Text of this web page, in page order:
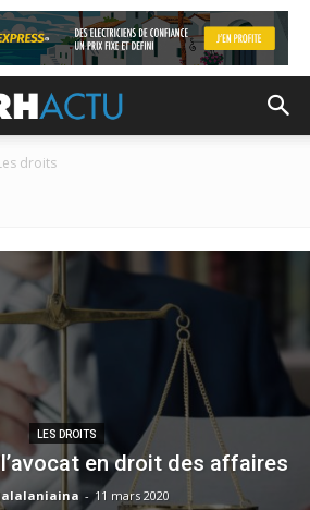
droits
LES DROITS
en droit des affaires
- 11 mars 2020